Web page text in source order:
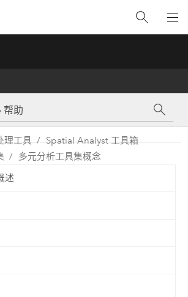
理工具
Spatial Analyst 工具箱
多元分析工具集概念
述